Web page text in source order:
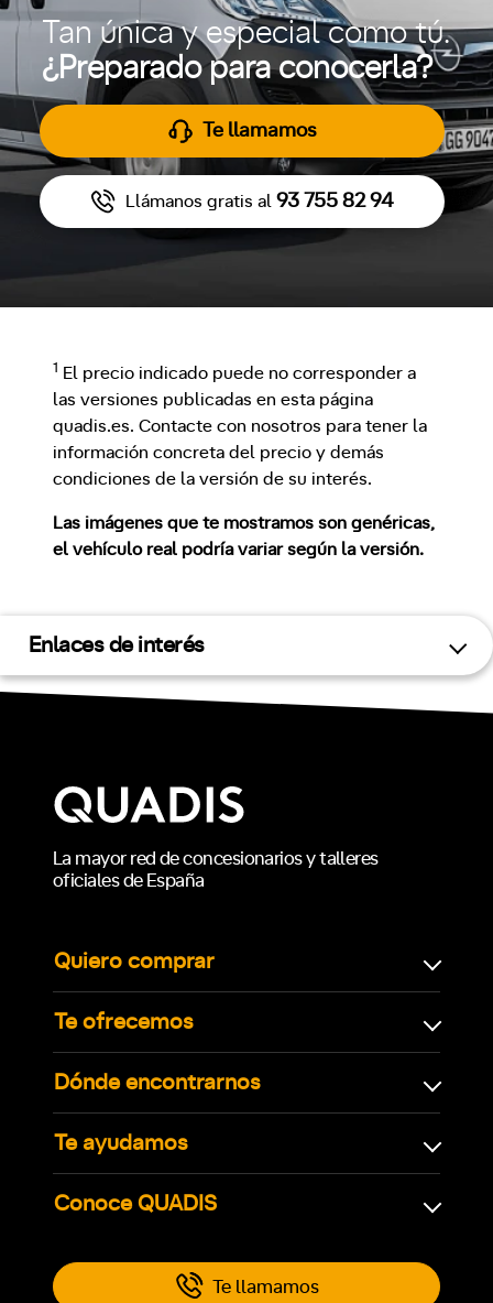
Tan única y especial como tú.
¿Preparado para conocerla?
Te llamamos
Llámanos gratis al 93 755 82 94
1
El precio indicado puede no corresponder a
las versiones publicadas en esta página
quadis.es. Contacte con nosotros para tener la
información concreta del precio y demás
condiciones de la versión de su interés.
Las imágenes que te mostramos son genéricas,
el vehículo real podría variar según la versión.
Enlaces de interés
La mayor red de concesionarios y talleres
oficiales de España
Quiero comprar
Te ofrecemos
Dónde encontrarnos
Te ayudamos
Conoce QUADIS
Te llamamos